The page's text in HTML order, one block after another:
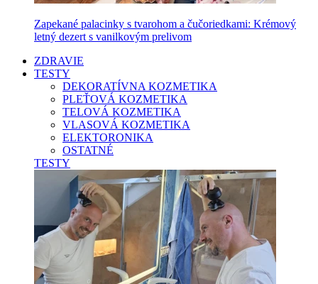
Zapekané palacinky s tvarohom a čučoriedkami: Krémový
letný dezert s vanilkovým prelivom
ZDRAVIE
TESTY
DEKORATÍVNA KOZMETIKA
PLEŤOVÁ KOZMETIKA
TELOVÁ KOZMETIKA
VLASOVÁ KOZMETIKA
ELEKTORONIKA
OSTATNÉ
TESTY